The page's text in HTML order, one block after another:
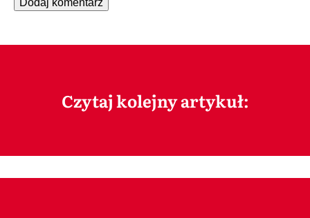
Czytaj kolejny artykuł: